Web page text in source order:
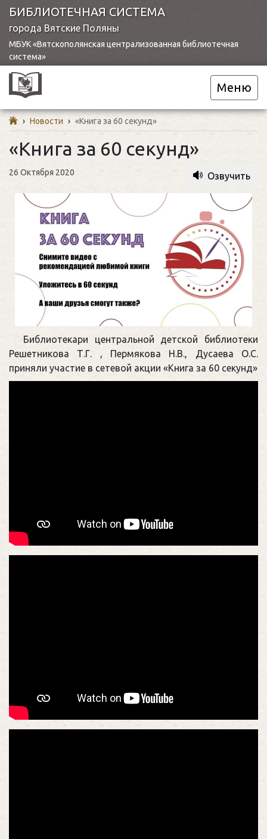
БИБЛИОТЕЧНАЯ СИСТЕМА
города Вятские Поляны
МБУК «Вятскополянская централизованная библиотечная
система»
Меню
› Новости › «Книга за 60 секунд»
«Книга за 60 секунд»
26 Октября 2020 Озвучить
Библиотекари центральной детской библиотеки
Решетникова Т.Г. , Пермякова Н.В., Дусаева О.С.
приняли участие в сетевой акции «Книга за 60 секунд»